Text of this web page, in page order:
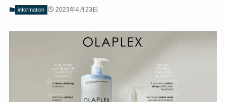
information 2023年4月23日